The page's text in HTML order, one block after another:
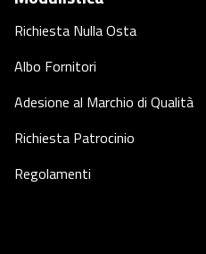
Richiesta Nulla Osta
Albo Fornitori
Adesione al Marchio di Qualità
Richiesta Patrocinio
Regolamenti